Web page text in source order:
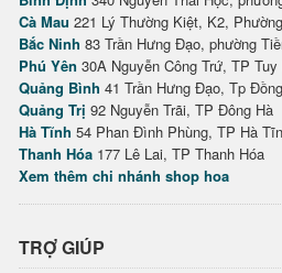
Cà Mau 221 Lý Thường Kiệt, K2,
Bắc Ninh 83 Trần Hưng Đạo, phường
Phú Yên 30A Nguyễn Công Trứ, TP Tuy
Quảng Bình 41 Trần Hưng Đạo, Tp
Quảng Trị 92 Nguyễn Trãi, TP Đông Hà
Hà Tĩnh 54 Phan Đình Phùng, TP Hà
Thanh Hóa 177 Lê Lai, TP Thanh Hóa
Xem thêm chi nhánh shop hoa
TRỢ GIÚP